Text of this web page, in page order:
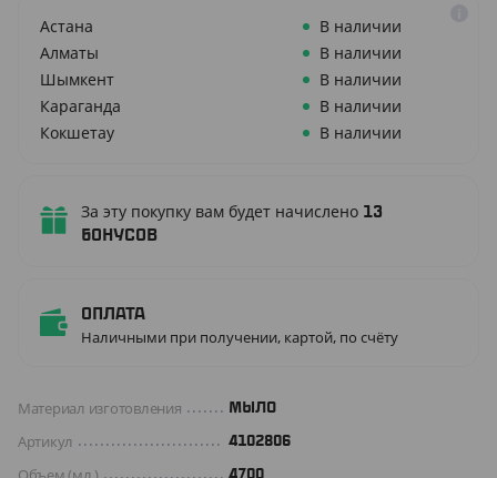
Астана
В наличии
Алматы
В наличии
Шымкент
В наличии
Караганда
В наличии
Кокшетау
В наличии
За эту покупку вам будет начислено 13
бонусов
Оплата
Наличными при получении, картой, по счёту
Материал изготовления МЫЛО
Артикул 4102806
4700